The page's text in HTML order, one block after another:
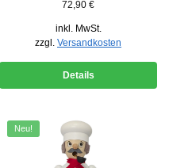
72,90 €
inkl. MwSt.
zzgl. Versandkosten
Details
Neu!